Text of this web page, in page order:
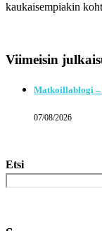
kaukaisempiakin
Viimeisin
Matkoillablogi –
07/08/2026
Etsi